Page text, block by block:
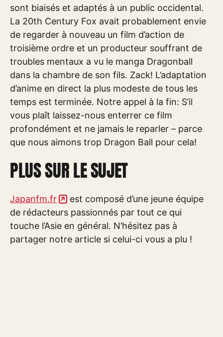
sont biaisés et adaptés à un public occidental.
La 20th Century Fox avait probablement envie
de regarder à nouveau un film d’action de
troisième ordre et un producteur souffrant de
troubles mentaux a vu le manga Dragonball
dans la chambre de son fils. Zack! L’adaptation
d’anime en direct la plus modeste de tous les
temps est terminée. Notre appel à la fin: S’il
vous plaît laissez-nous enterrer ce film
profondément et ne jamais le reparler – parce
que nous aimons trop Dragon Ball pour cela!
PLUS SUR LE SUJET
Japanfm.fr
est composé d’une jeune équipe
de rédacteurs passionnés par tout ce qui
touche l’Asie en général. N’hésitez pas à
partager notre article si celui-ci vous a plu !